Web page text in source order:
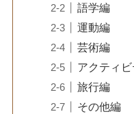
語学編
運動編
芸術編
アクティ
旅行編
その他編